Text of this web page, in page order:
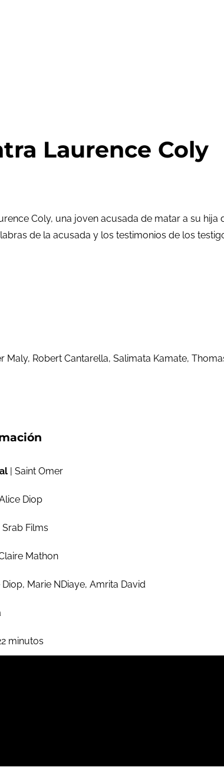
Laurence Coly
Coly, una joven acusada de matar a su
de la acusada y los testimonios de los
Robert Cantarella, Salimata Kamate,
| Saint Omer
Diop
Srab Films
Mathon
Diop, Marie NDiaye, Amrita David
minutos